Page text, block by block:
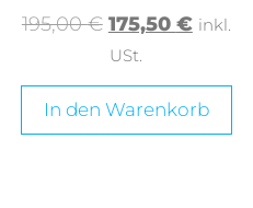
195,00€ 175,50 € inkl.
USt.
In den Warenkorb